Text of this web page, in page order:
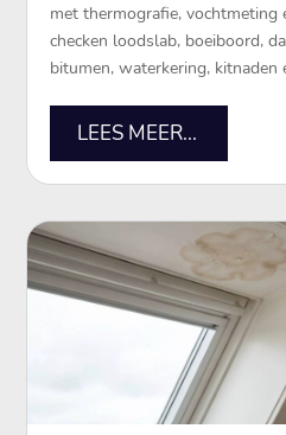
met thermografie, vochtmeting
checken loodslab, boeiboord,
bitumen, waterkering, kitnaden
LEES MEER...